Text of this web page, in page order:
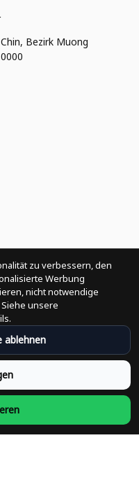
Bezirk Muong
zu verbessern, den
Werbung
nicht notwendige
unsere
ablehnen